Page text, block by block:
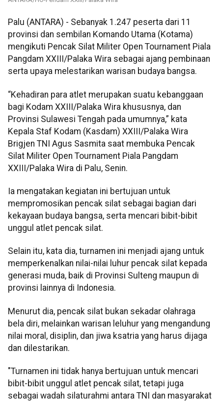
Palu (ANTARA) - Sebanyak 1.247 peserta dari 11
provinsi dan sembilan Komando Utama (Kotama)
mengikuti Pencak Silat Militer Open Tournament Piala
Pangdam XXIII/Palaka Wira sebagai ajang pembinaan
serta upaya melestarikan warisan budaya bangsa.
“Kehadiran para atlet merupakan suatu kebanggaan
bagi Kodam XXIII/Palaka Wira khususnya, dan
Provinsi Sulawesi Tengah pada umumnya,” kata
Kepala Staf Kodam (Kasdam) XXIII/Palaka Wira
Brigjen TNI Agus Sasmita saat membuka Pencak
Silat Militer Open Tournament Piala Pangdam
XXIII/Palaka Wira di Palu, Senin.
Ia mengatakan kegiatan ini bertujuan untuk
mempromosikan pencak silat sebagai bagian dari
kekayaan budaya bangsa, serta mencari bibit-bibit
unggul atlet pencak silat.
Selain itu, kata dia, turnamen ini menjadi ajang untuk
memperkenalkan nilai-nilai luhur pencak silat kepada
generasi muda, baik di Provinsi Sulteng maupun di
provinsi lainnya di Indonesia.
Menurut dia, pencak silat bukan sekadar olahraga
bela diri, melainkan warisan leluhur yang mengandung
nilai moral, disiplin, dan jiwa ksatria yang harus dijaga
dan dilestarikan.
"Turnamen ini tidak hanya bertujuan untuk mencari
bibit-bibit unggul atlet pencak silat, tetapi juga
sebagai wadah silaturahmi antara TNI dan masyarakat